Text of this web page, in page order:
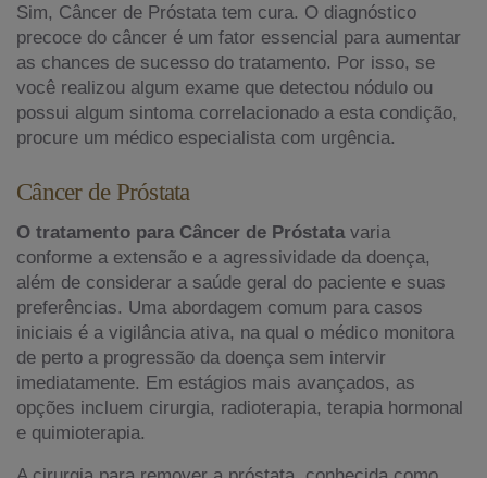
Sim, Câncer de Próstata tem cura. O diagnóstico
precoce do câncer é um fator essencial para aumentar
as chances de sucesso do tratamento. Por isso, se
você realizou algum exame que detectou nódulo ou
possui algum sintoma correlacionado a esta condição,
procure um médico especialista com urgência.
Câncer de Próstata
O tratamento para Câncer de Próstata varia
conforme a extensão e a agressividade da doença,
além de considerar a saúde geral do paciente e suas
preferências. Uma abordagem comum para casos
iniciais é a vigilância ativa, na qual o médico monitora
de perto a progressão da doença sem intervir
imediatamente. Em estágios mais avançados, as
opções incluem cirurgia, radioterapia, terapia hormonal
e quimioterapia.